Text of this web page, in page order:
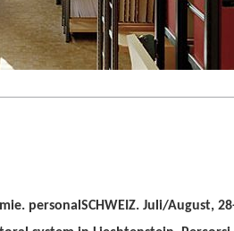
personalSCHWEIZ. Juli/August,